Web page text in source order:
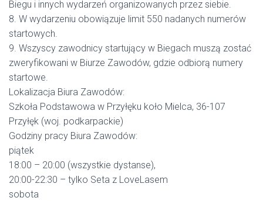
Biegu i innych wydarzeń organizowanych przez siebie.
8. W wydarzeniu obowiązuje limit 550 nadanych numerów
startowych.
9. Wszyscy zawodnicy startujący w Biegach muszą zostać
zweryfikowani w Biurze Zawodów, gdzie odbiorą numery
startowe.
Lokalizacja Biura Zawodów:
Szkoła Podstawowa w Przyłęku koło Mielca, 36-107
Przyłęk (woj. podkarpackie)
Godziny pracy Biura Zawodów:
piątek
18:00 – 20:00 (wszystkie dystanse),
20:00-22:30 – tylko Seta z LoveLasem
sobota